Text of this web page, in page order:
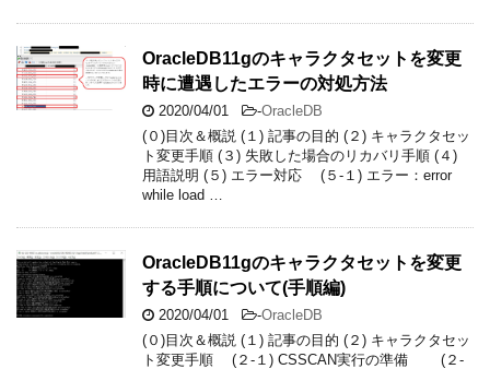
OracleDB11gのキャラクタセットを変更
時に遭遇したエラーの対処方法
2020/04/01 -OracleDB
(０)目次＆概説 (１) 記事の目的 (２) キャラクタセッ
ト変更手順 (３) 失敗した場合のリカバリ手順 (４)
用語説明 (５) エラー対応 (５-１) エラー：error
while load …
OracleDB11gのキャラクタセットを変更
する手順について(手順編)
2020/04/01 -OracleDB
(０)目次＆概説 (１) 記事の目的 (２) キャラクタセッ
ト変更手順 (２-１) CSSCAN実行の準備 (２-